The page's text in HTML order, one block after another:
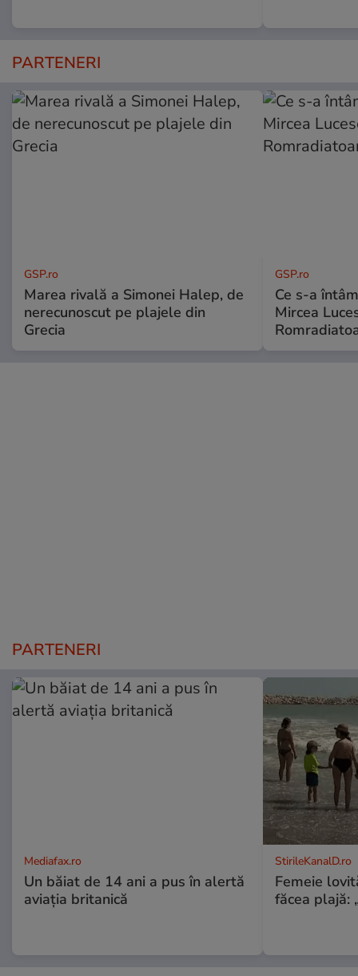
PARTENERI
GSP.ro
Marea rivală a Simonei Halep, de
nerecunoscut pe plajele din
Grecia
GSP.ro
Ce s-a
Mircea
PARTENERI
Mediafax.ro
Un băiat de 14 ani a pus în alertă
aviația britanică
StirileKanalD.ro
Femeie
făcea plajă: